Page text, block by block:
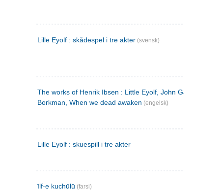
Lille Eyolf : skådespel i tre akter (svensk)
The works of Henrik Ibsen : Little Eyolf, John Gabriel
Borkman, When we dead awaken (engelsk)
Lille Eyolf : skuespill i tre akter
īlf-e kuchūlū (farsi)